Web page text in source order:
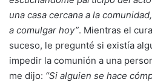
una casa cercana a la
a comulgar hoy”. Mientras el
suceso, le pregunté si existía
impedir la comunión a una
me dijo: “Si alguien se hace